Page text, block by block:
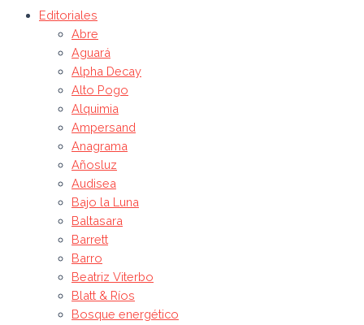
Editoriales
Abre
Aguará
Alpha Decay
Alto Pogo
Alquimia
Ampersand
Anagrama
Añosluz
Audisea
Bajo la Luna
Baltasara
Barrett
Barro
Beatriz Viterbo
Blatt & Ríos
Bosque energético